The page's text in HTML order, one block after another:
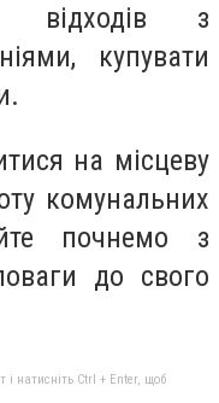
відходів з
купувати
на місцеву
комунальних
почнемо з
до свого
і натисніть Ctrl + Enter, щоб